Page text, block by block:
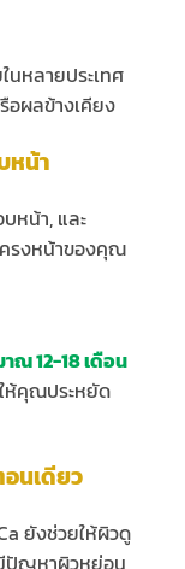
นหลายประเทศ
อผลข้างเคียง
หน้า
หน้า, และ
รงหน้าของคุณ
ณ 12-18 เดือน
ห้คุณประหยัด
นเดียว
ยังช่วยให้ผิวดู